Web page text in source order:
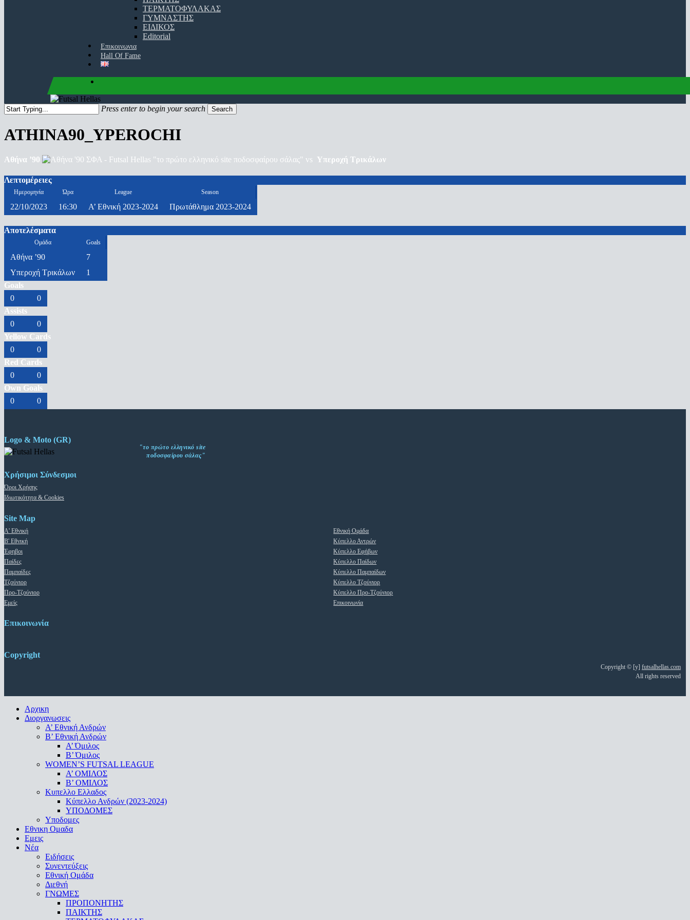
ΤΕΡΜΑΤΟΦΥΛΑΚΑΣ
ΓΥΜΝΑΣΤΗΣ
ΕΙΔΙΚΟΣ
Editorial
Επικοινωνια
Hall Of Fame
Press enter to begin your search Search
Search
ATHINA90_YPEROCHI
Αθήνα ’90 vs Υπεροχή Τρικάλων
Λεπτομέρειες
Ημερομηνία Ώρα League Season
22/10/2023 16:30 Α’ Εθνική 2023-2024 Πρωτάθλημα 2023-2024
Αποτελέσματα
Ομάδα Goals
Αθήνα ’90
7
Υπεροχή Τρικάλων
1
Goals
0
0
Assists
0
0
Yellow Cards
0
0
Red Cards
0
0
Own Goals
0
0
Logo & Moto (GR)
"το πρώτο ελληνικό site
ποδοσφαίρου σάλας"
Χρήσιμοι Σύνδεσμοι
Όροι Χρήσης
Ιδιωτικότητα & Cookies
Site Map
Α' Εθνική
Β' Εθνική
Έφηβοι
Παίδες
Παμπαίδες
Τζούνιορ
Προ-Τζούνιορ
Εμείς
Εθνική Ομάδα
Κύπελλο Αντρών
Κύπελλο Εφήβων
Κύπελλο Παίδων
Κύπελλο Παμπαίδων
Κύπελλο Τζούνιορ
Κύπελλο Προ-Τζούνιορ
Επικοινωνία
Επικοινωνία
Copyright
Copyright © [y] futsalhellas.com
All rights reserved
Close
Menu
Αρχικη
Διοργανωσεις
Α’ Εθνική Ανδρών
Β’ Εθνική Ανδρών
A’ Όμιλος
Β’ Όμιλος
WOMEN’S FUTSAL LEAGUE
A’ ΟΜΙΛΟΣ
Β’ ΟΜΙΛΟΣ
Κυπελλο Ελλαδος
Κύπελλο Ανδρών (2023-2024)
ΥΠΟΔΟΜΕΣ
Υποδομες
Εθνικη Ομαδα
Εμεις
Νέα
Ειδήσεις
Συνεντεύξεις
Εθνική Ομάδα
Διεθνή
ΓΝΩΜΕΣ
ΠΡΟΠΟΝΗΤΗΣ
ΠΑΙΚΤΗΣ